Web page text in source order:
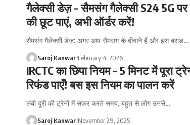
गैलेक्सी डेज़ – सैमसंग गैलेक्सी S24 5G
की छूट पाएं, अभी ऑर्डर करें!
सैमसंग गैलेक्सी डेज़: अगर आप सैमसंग के दीवाने हैं और इस ब्रांड…
Saroj Kanwar February 4, 2026
IRCTC का छिपा नियम – 5 मिनट में पूरा
रिफंड पाएँ! बस इस नियम का पालन करें
लंबी दूरी की ट्रेनों में सफर करते समय, बहुत से लोग उनसे…
Saroj Kanwar November 29, 2025